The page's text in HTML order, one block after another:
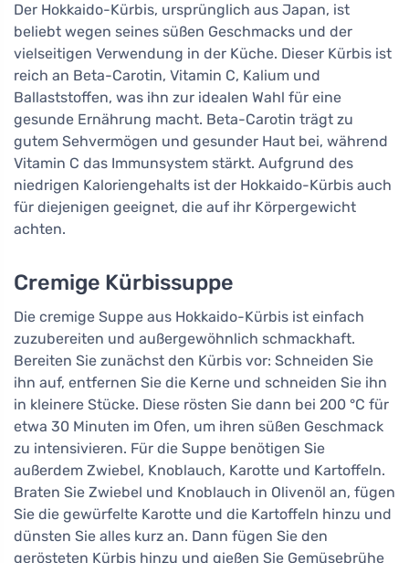
Der Hokkaido-Kürbis, ursprünglich aus Japan, ist
beliebt wegen seines süßen Geschmacks und der
vielseitigen Verwendung in der Küche. Dieser Kürbis ist
reich an Beta-Carotin, Vitamin C, Kalium und
Ballaststoffen, was ihn zur idealen Wahl für eine
gesunde Ernährung macht. Beta-Carotin trägt zu
gutem Sehvermögen und gesunder Haut bei, während
Vitamin C das Immunsystem stärkt. Aufgrund des
niedrigen Kaloriengehalts ist der Hokkaido-Kürbis auch
für diejenigen geeignet, die auf ihr Körpergewicht
achten.
Cremige Kürbissuppe
Die cremige Suppe aus Hokkaido-Kürbis ist einfach
zuzubereiten und außergewöhnlich schmackhaft.
Bereiten Sie zunächst den Kürbis vor: Schneiden Sie
ihn auf, entfernen Sie die Kerne und schneiden Sie ihn
in kleinere Stücke. Diese rösten Sie dann bei 200 °C für
etwa 30 Minuten im Ofen, um ihren süßen Geschmack
zu intensivieren. Für die Suppe benötigen Sie
außerdem Zwiebel, Knoblauch, Karotte und Kartoffeln.
Braten Sie Zwiebel und Knoblauch in Olivenöl an, fügen
Sie die gewürfelte Karotte und die Kartoffeln hinzu und
dünsten Sie alles kurz an. Dann fügen Sie den
gerösteten Kürbis hinzu und gießen Sie Gemüsebrühe